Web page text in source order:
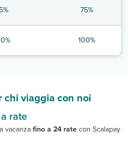
75%
100%
chi viaggia con noi
rate
vacanzafino a 24 ratecon Scalapay